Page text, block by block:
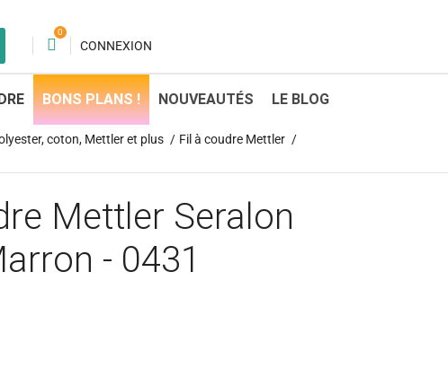
0
CONNEXION
BONS PLANS ! NOUVEAUTÉS LE BLOG
coton, Mettler et plus
Fil à coudre Mettler
Mettler Seralon
- 0431